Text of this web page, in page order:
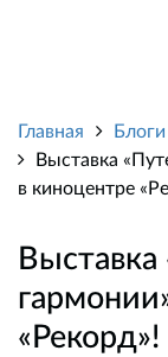
Главная Блоги
Выставка
в киноцентре
«Рекорд»!